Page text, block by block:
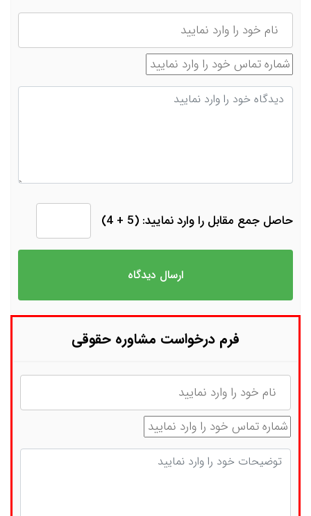
نام
شماره تماس
دیدگاه
حاصل جمع مقابل را وارد نمایید: (5 + 4)
فرم درخواست مشاوره حقوقی
نام
شماره تماس
توضیحات